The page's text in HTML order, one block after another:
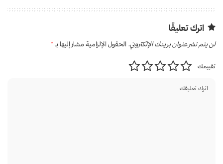
اترك تعليقًا
لن يتم نشر عنوان بريدك الإلكتروني. الحقول الإلزامية مشار إليها بـ*
تقييمك